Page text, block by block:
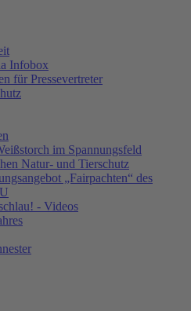
Infobox
für Pressevertreter
im Spannungsfeld
Natur- und Tierschutz
„Fairpachten“ des
- Videos